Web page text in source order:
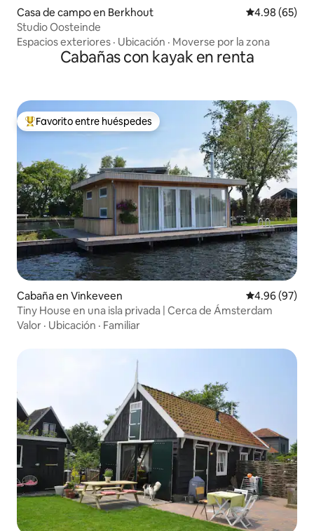
Casa de campo en Berkhout Calificación
4.98 (65)
Studio Oosteinde
Espacios exteriores · Ubicación · Moverse por la zona
Cabañas con kayak en renta
De los mejores en Favorito entre huéspedes
Favorito entre huéspedes
Cabaña en Vinkeveen Calificación
4.96 (97)
Tiny House en una isla privada | Cerca de Ámsterdam
Valor · Ubicación · Familiar